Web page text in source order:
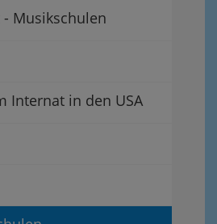
Musikschulen
Internat in den USA